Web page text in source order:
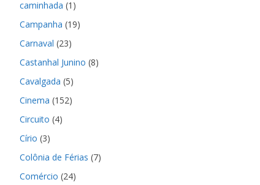
caminhada (1)
Campanha (19)
Carnaval (23)
Castanhal Junino (8)
Cavalgada (5)
Cinema (152)
Circuito (4)
Círio (3)
Colônia de Férias (7)
Comércio (24)